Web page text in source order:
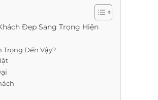
Đẹp Sang Trọng Hiện
Trọng Đến Vậy?